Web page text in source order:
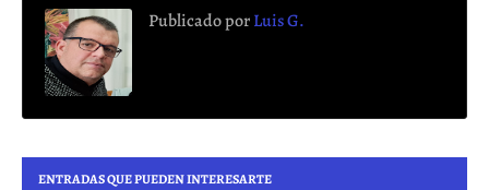
Publicado porLuis G.
ENTRADAS QUE PUEDEN INTERESARTE